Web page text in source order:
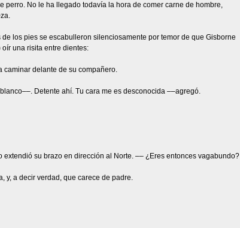
perro. No le ha llegado todavía la hora de comer carne de hombre,
los pies se escabulleron silenciosamente por temor de que Gisborne
una risita entre dientes:
caminar delante de su compañero.
Detente ahí. Tu cara me es desconocida ––agregó.
su brazo en dirección al Norte. –– ¿Eres entonces vagabundo?
y, a decir verdad, que carece de padre.